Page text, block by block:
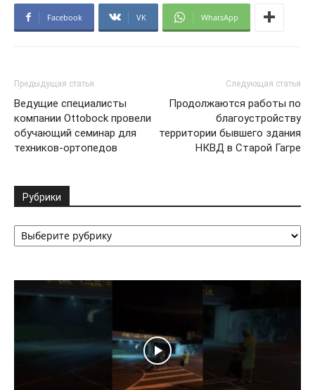
Facebook VK WhatsApp
Предыдущая статья
Ведущие специалисты
компании Ottobock провели
обучающий семинар для
техников-ортопедов
Следующая статья
Продолжаются работы по
благоустройству
территории бывшего здания
НКВД в Старой Гагре
Рубрики
Рубрики